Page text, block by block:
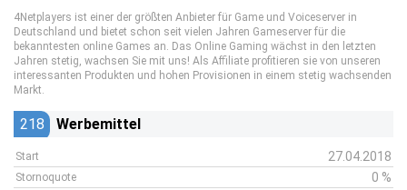
4Netplayers ist einer der größten Anbieter für Game und Voiceserver in
Deutschland und bietet schon seit vielen Jahren Gameserver für die
bekanntesten online Games an. Das Online Gaming wächst in den letzten
Jahren stetig, wachsen Sie mit uns! Als Affiliate profitieren sie von unseren
interessanten Produkten und hohen Provisionen in einem stetig wachsenden
Markt.
218 Werbemittel
Start 27.04.2018
Stornoquote 0 %